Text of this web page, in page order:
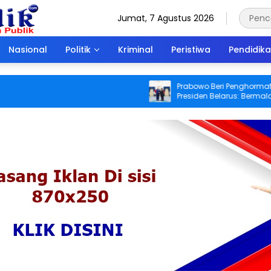
Jumat, 7 Agustus 2026
Nasional Politik Kriminal Peristiwa
Prabowo Beri Penghormatan
Presiden Belarus: Bermalam di
Negara